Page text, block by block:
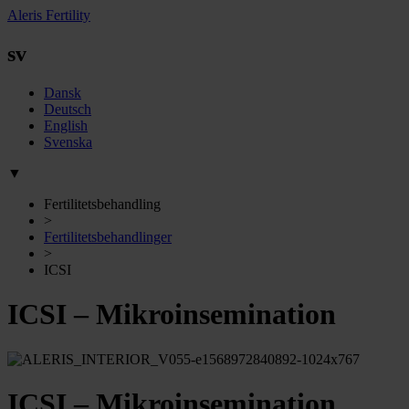
Aleris Fertility
sv
Dansk
Deutsch
English
Svenska
▼
Fertilitetsbehandling
>
Fertilitetsbehandlinger
>
ICSI
ICSI – Mikroinsemination